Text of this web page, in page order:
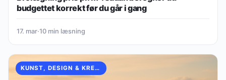
budgettet korrekt før du går i gang
17. mar·10 min læsning
KUNST, DESIGN & KREATIVITET